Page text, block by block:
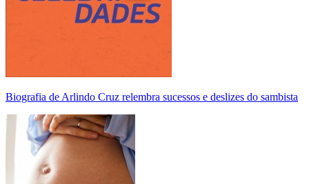
Biografia de Arlindo Cruz relembra sucessos e deslizes do sambista